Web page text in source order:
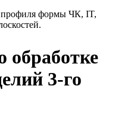
профиля формы ЧК, IT,
обработке
3-го